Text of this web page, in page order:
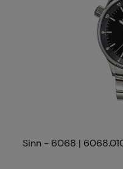
Sinn - 6068 |